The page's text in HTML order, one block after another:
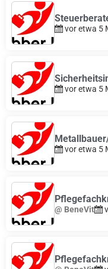
vor etwa 5
vor etwa 5
vor etwa 5
@ BeneVit